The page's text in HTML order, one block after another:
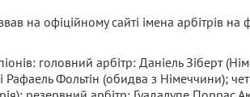
на офіційному сайті імена арбітрів на
головний арбітр: Даніель Зіберт
Рафаель Фольтін (обидва з Німеччини);